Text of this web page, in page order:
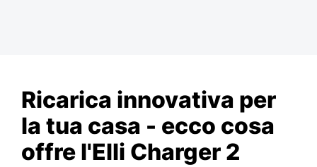
Ricarica innovativa per
la tua casa - ecco cosa
offre l'Elli Charger 2